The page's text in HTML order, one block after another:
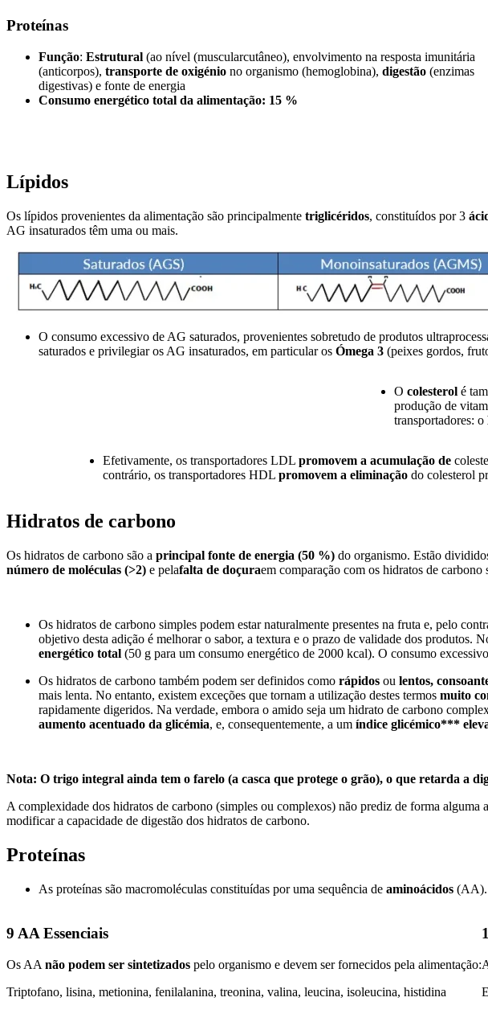
Proteínas
Função: Estrutural (ao nível (muscularcutâneo), envolvimento na resposta imunitária
(anticorpos), transporte de oxigénio no organismo (hemoglobina), digestão (enzimas
digestivas) e fonte de energia
Consumo energético total da alimentação: 15 %
Lípidos
Os lípidos provenientes da alimentação são principalmente triglicéridos, constituídos por 3
AG insaturados têm uma ou mais.
O consumo excessivo de AG saturados, provenientes sobretudo de produtos
saturados e privilegiar os AG insaturados, em particular os Ómega 3 (peixes gordos,
O colesterol é
produção de
transportadores: o
Efetivamente, os transportadores LDL promovem a acumulação de
contrário, os transportadores HDL promovem a eliminação do colesterol
Hidratos de carbono
Os hidratos de carbono são a principal fonte de energia (50 %) do organismo. Estão
número de moléculas (>2) e pelafalta de doçuraem comparação com os hidratos de carbono
Os hidratos de carbono simples podem estar naturalmente presentes na fruta e, pelo
objetivo desta adição é melhorar o sabor, a textura e o prazo de validade dos produtos.
energético total (50 g para um consumo energético de 2000 kcal). O consumo
Os hidratos de carbono também podem ser definidos como rápidos ou lentos,
mais lenta. No entanto, existem exceções que tornam a utilização destes termos muito
rapidamente digeridos. Na verdade, embora o amido seja um hidrato de carbono
aumento acentuado da glicémia, e, consequentemente, a um índice glicémico***
Nota: O trigo integral ainda tem o farelo (a casca que protege o grão), o que retarda a
A complexidade dos hidratos de carbono (simples ou complexos) não prediz de forma alguma
modificar a capacidade de digestão dos hidratos de carbono.
Proteínas
As proteínas são macromoléculas constituídas por uma sequência de aminoácidos (AA).
9 AA Essenciais
Os AA não podem ser sintetizados pelo organismo e devem ser fornecidos pela alimentação:
Triptofano, lisina, metionina, fenilalanina, treonina, valina, leucina, isoleucina, histidina